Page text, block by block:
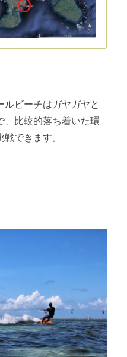
ルビーチはガヤガヤと
、比較的落ち着いた環
できます。